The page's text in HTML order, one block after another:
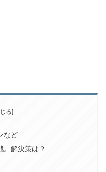
など
。解決策は？